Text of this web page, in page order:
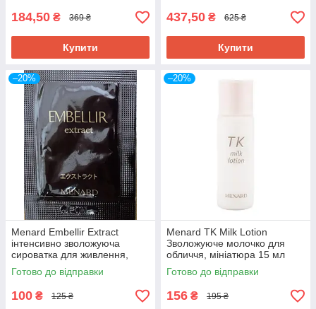
184,50 ₴ 369 ₴
Купити
437,50 ₴ 625 ₴
Купити
–20%
Menard Embellir Extract
інтенсивно зволожуюча
сироватка для живлення,
пробник 0,6 мл
Готово до відправки
100 ₴ 125 ₴
–20%
Menard TK Milk Lotion
Зволожуюче молочко для
обличчя, мініатюра 15 мл
Готово до відправки
156 ₴ 195 ₴